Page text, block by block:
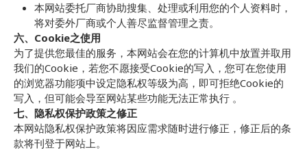
本网站委托厂商协助搜集、处理或利用您的个人资料时，
将对委外厂商或个人善尽监督管理之责。
六、Cookie之使用
为了提供您最佳的服务，本网站会在您的计算机中放置并取用
我们的Cookie，若您不愿接受Cookie的写入，您可在您使用
的浏览器功能项中设定隐私权等级为高，即可拒绝Cookie的
写入，但可能会导至网站某些功能无法正常执行 。
七、隐私权保护政策之修正
本网站隐私权保护政策将因应需求随时进行修正，修正后的条
款将刊登于网站上。